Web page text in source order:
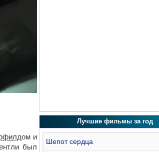
ом и
был
Лучшие фильмы за год
Шепот сердца